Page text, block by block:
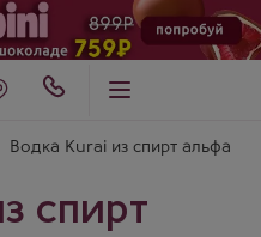
Водка Kurai из спирт альфа
спирт